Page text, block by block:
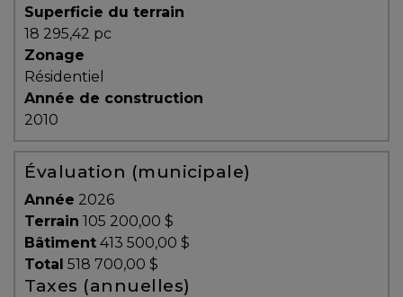
financement
Devenir
propriétaire
UNE
EXCELLENTE
DÉCISION
Frais
de
démarrage
Superficie du terrain
18 295,42 pc
Zonage
Résidentiel
Année de construction
2010
Évaluation (municipale)
Année 2026
Terrain 105 200,00 $
Bâtiment 413 500,00 $
Total 518 700,00 $
Taxes (annuelles)